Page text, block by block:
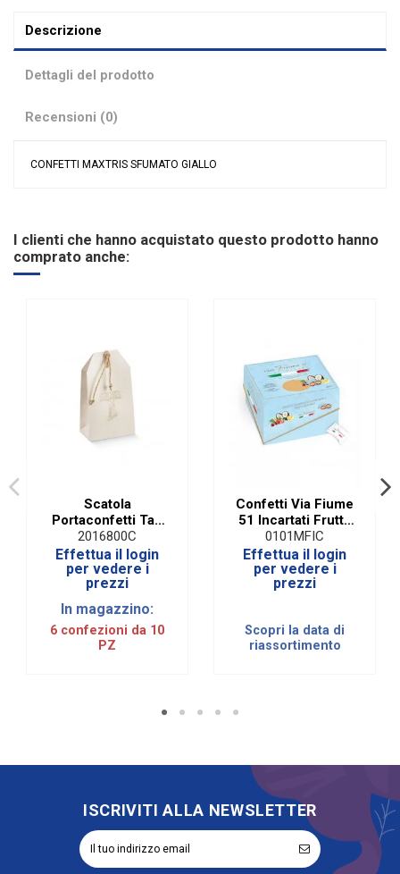
Descrizione
Dettagli del prodotto
Recensioni (0)
CONFETTI MAXTRIS SFUMATO GIALLO
Ingredienti Mandorla e Cioccolato
Gusto
I clienti che hanno acquistato questo prodotto hanno
comprato anche:
Scatola
Portaconfetti Tag
Tao Avorio 5,5 X
3,5 X 10 cm (10
PZ)
2016800C
Effettua il login
per vedere i
prezzi
In magazzino:
6 confezioni da 10
PZ
Confetti Via Fiume
51 Incartati Frutta
Celeste| 500 Gr
0101MFIC
Effettua il login
per vedere i
prezzi
Scopri la data di
riassortimento
ISCRIVITI ALLA NEWSLETTER